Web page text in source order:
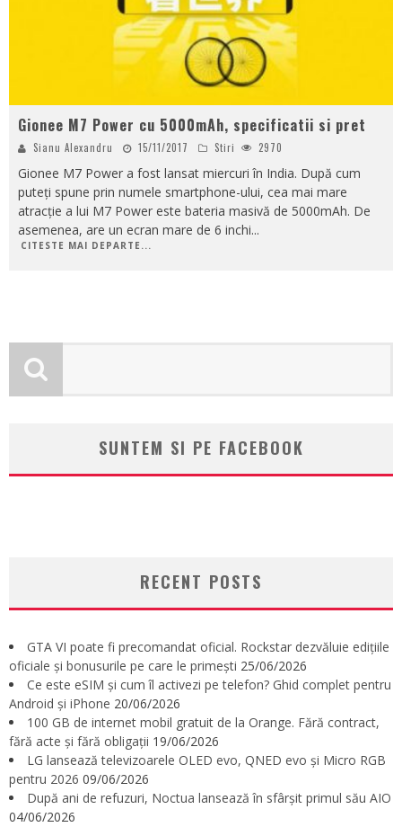
Gionee M7 Power cu 5000mAh, specificatii si pret
Sianu Alexandru 15/11/2017 Stiri 2970
Gionee M7 Power a fost lansat miercuri în India. După cum
puteți spune prin numele smartphone-ului, cea mai mare
atracție a lui M7 Power este bateria masivă de 5000mAh. De
asemenea, are un ecran mare de 6 inchi...
CITESTE MAI DEPARTE...
SUNTEM SI PE FACEBOOK
RECENT POSTS
GTA VI poate fi precomandat oficial. Rockstar dezvăluie edițiile
oficiale și bonusurile pe care le primești 25/06/2026
Ce este eSIM și cum îl activezi pe telefon? Ghid complet pentru
Android și iPhone 20/06/2026
100 GB de internet mobil gratuit de la Orange. Fără contract,
fără acte și fără obligații 19/06/2026
LG lansează televizoarele OLED evo, QNED evo și Micro RGB
pentru 2026 09/06/2026
După ani de refuzuri, Noctua lansează în sfârșit primul său AIO
04/06/2026